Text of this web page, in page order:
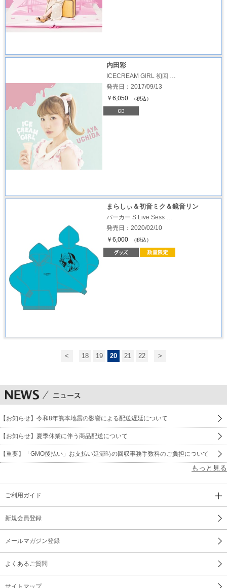
内田彩
ICECREAM GIRL 初回 …
発売日：2017/09/13
￥6,050
（税込）
まらしぃ＆初音ミク＆鏡音リン
パーカー S Live Sess …
発売日：2020/02/10
￥6,000
（税込）
< 18 19 20 21 22 >
【お知らせ】令和8年熊本地震の影響による配送遅延について
【お知らせ】夏季休業に伴う商品配送について
【重要】「GMO後払い」お支払い延滞時の回収事務手数料のご負担について
もっと見る
ご利用ガイド
新規会員登録
メールマガジン登録
よくあるご質問
サイトマップ